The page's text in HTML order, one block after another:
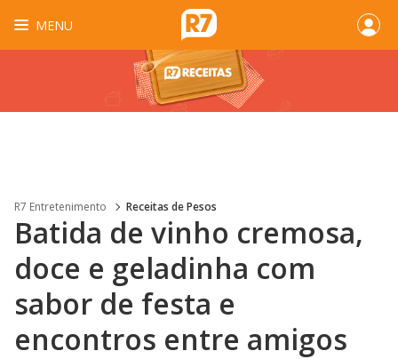
MENU
R7 Entretenimento Receitas de Pesos
Batida de vinho cremosa,
doce e geladinha com
sabor de festa e
encontros entre amigos